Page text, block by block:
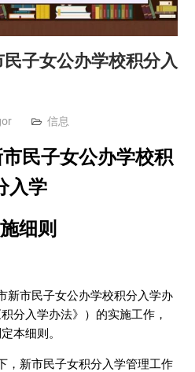
子女公办学校积分入
信息
民子女公办学校积
入学
细则
新市民子女公办学校积分入学办
分入学办法》）的实施工作，
本细则。
，新市民子女积分入学管理工作